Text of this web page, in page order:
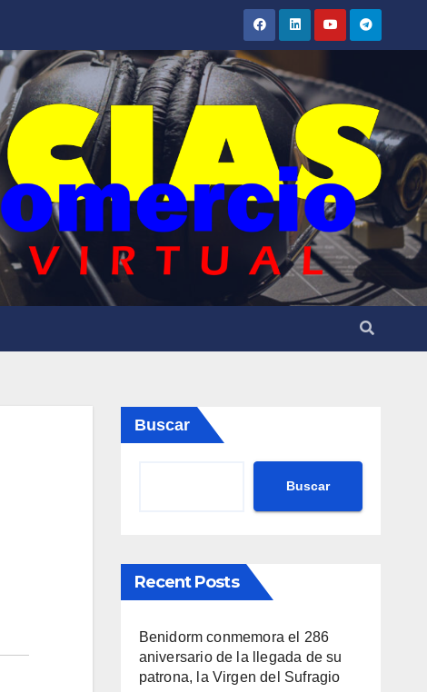
Buscar
Buscar
Recent Posts
Benidorm conmemora el 286
aniversario de la llegada de su
patrona, la Virgen del Sufragio